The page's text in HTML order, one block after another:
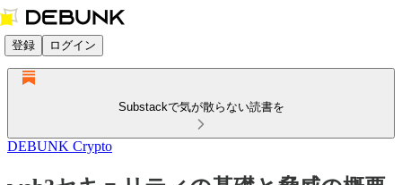
登録 ログイン
Substackで気が散らない読書を
DEBUNK Crypto